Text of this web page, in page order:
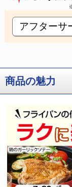
アフターサ
商品の魅力